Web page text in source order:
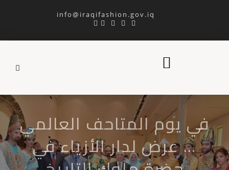
في يوم المتاحف العالمي
… عرض لدار الأزياء في